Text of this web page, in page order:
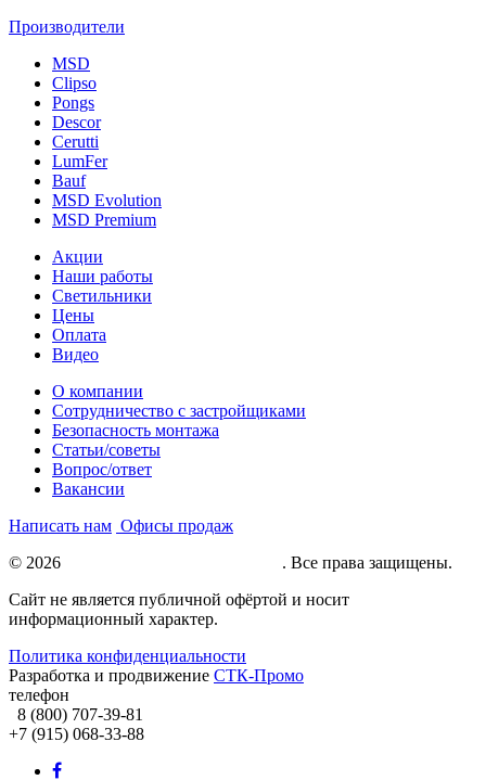
Производители
MSD
Clipso
Pongs
Descor
Cerutti
LumFer
Bauf
MSD Evolution
MSD Premium
Акции
Наши работы
Светильники
Цены
Оплата
Видео
О компании
Сотрудничество с застройщиками
Безопасность монтажа
Статьи/советы
Вопрос/ответ
Вакансии
Написать нам Офисы продаж
© 2026
. Все права защищены.
Сайт не является публичной офёртой и носит
информационный характер.
Политика конфиденциальности
Разработка и продвижение СТК-Промо
телефон
8 (800) 707-39-81
+7 (915) 068-33-88